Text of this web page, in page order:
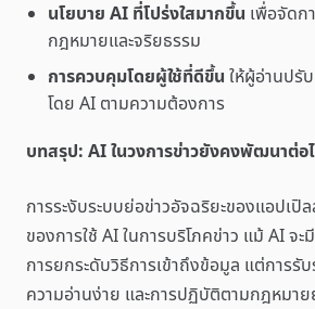
นโยบาย AI ที่โปร่งใสมากขึ้น เพื่อจัดก
กฎหมายและจริยธรรม
การควบคุมโดยผู้ใช้ที่ดีขึ้น ให้ผู้อ่านปรั
โดย AI ตามความต้องการ
บทสรุป: AI ในวงการข่าวยังคงพัฒนาต่อ
การระงับระบบย่อข่าวอัจฉริยะของแอปเปิ
ของการใช้ AI ในการบริโภคข่าว แม้ AI จ
การยกระดับวิธีการเข้าถึงข้อมูล แต่การรั
ความอ่านง่าย และการปฏิบัติตามกฎหมา